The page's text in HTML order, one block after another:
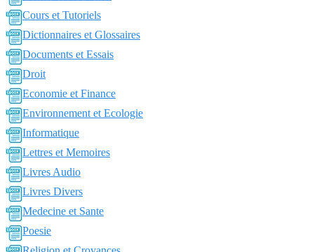
Cours et Tutoriels
Dictionnaires et Glossaires
Documents et Essais
Droit
Economie et Finance
Environnement et Ecologie
Informatique
Lettres et Memoires
Livres Audio
Livres Divers
Medecine et Sante
Poesie